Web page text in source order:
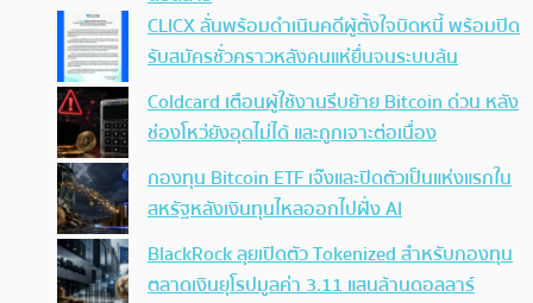
CLICX ลั่นพร้อมดำเนินคดีผู้ตั้งใจบิดหนี้ พร้อมปิด
รับสมัครชั่วคราวหลังคนแห่ยื่นจนระบบล้น
Coldcard เตือนผู้ใช้งานรีบย้าย Bitcoin ด่วน หลัง
ช่องโหว่ยังอุดไม่ได้ และถูกเจาะต่อเนื่อง
กองทุน Bitcoin ETF เจ๊งและปิดตัวเป็นแห่งแรกใน
สหรัฐหลังเงินทุนไหลออกไปฝั่ง AI
BlackRock ลุยเปิดตัว Tokenized สำหรับกองทุน
ตลาดเงินยุโรปมูลค่า 3.11 แสนล้านดอลลาร์